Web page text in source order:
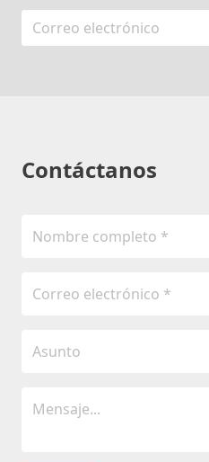
Contáctanos